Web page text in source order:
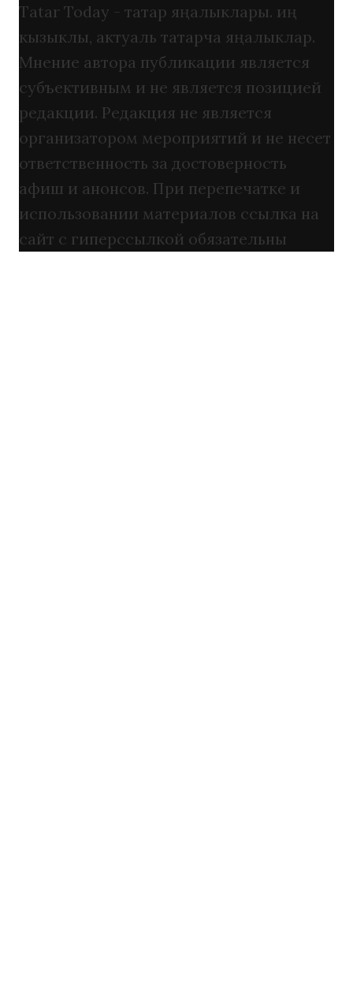
Tatar Today - татар яңалыклары. иң
кызыклы, актуаль татарча яңалыклар.
Мнение автора публикации является
субъективным и не является позицией
редакции. Редакция не является
организатором мероприятий и не несет
ответственность за достоверность
афиш и анонсов. При перепечатке и
использовании материалов ссылка на
сайт с гиперссылкой обязательны